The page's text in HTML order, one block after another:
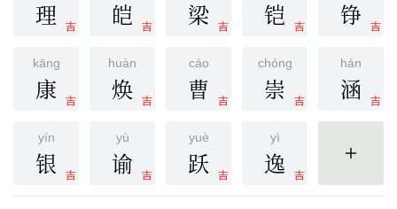
吉
理 吉
皑 吉
梁 吉
铠 吉
铮
kāng
吉
康
huàn
吉
焕
cáo
吉
曹
chóng
吉
崇
hán
吉
涵
yín
吉
银
yù
吉
谕
yuè
吉
跃
yì
吉
逸 更多